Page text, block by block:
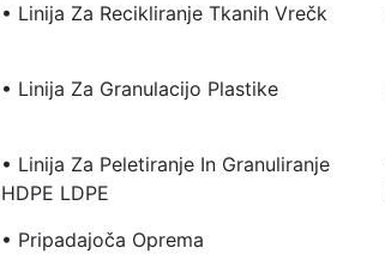
• Linija Za Recikliranje Tkanih Vrečk
• Linija Za Granulacijo Plastike
• Linija Za Peletiranje In Granuliranje
HDPE LDPE
• Pripadajoča Oprema